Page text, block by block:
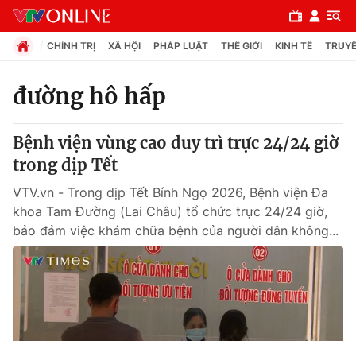
Chuyên mục
Chính trị
Xã hội
Pháp luật
CHÍNH TRỊ XÃ HỘI PHÁP LUẬT THẾ GIỚI KINH TẾ
đường hô hấp
Bệnh viện vùng cao duy trì trực 24/24 giờ
trong dịp Tết
VTV.vn - Trong dịp Tết Bính Ngọ 2026, Bệnh viện Đa
khoa Tam Đường (Lai Châu) tổ chức trực 24/24 giờ,
bảo đảm việc khám chữa bệnh của người dân không...